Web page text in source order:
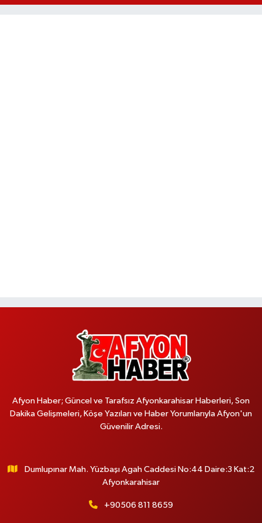
Afyon Haber; Güncel ve Tarafsız Afyonkarahisar Haberleri, Son
Dakika Gelişmeleri, Köşe Yazıları ve Haber Yorumlarıyla Afyon'un
Güvenilir Adresi.
Dumlupınar Mah. Yüzbaşı Agah Caddesi No:44 Daire:3 Kat:2
Afyonkarahisar
+90506 811 8659